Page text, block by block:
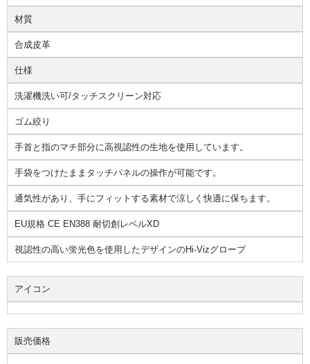
材質
合成皮革
仕様
洗濯機洗い可/タッチスクリーン対応
ゴム絞り
手首と指のマチ部分に高視認性の生地を使用しています。
手袋をつけたままタッチパネルの操作が可能です。
通気性があり、手にフィットする素材で涼しく快適に保ちます。
EU規格 CE EN388 耐切創レベルXD
視認性の高い蛍光色を使用したデザインのHi-Vizグローブ
アイコン
販売価格